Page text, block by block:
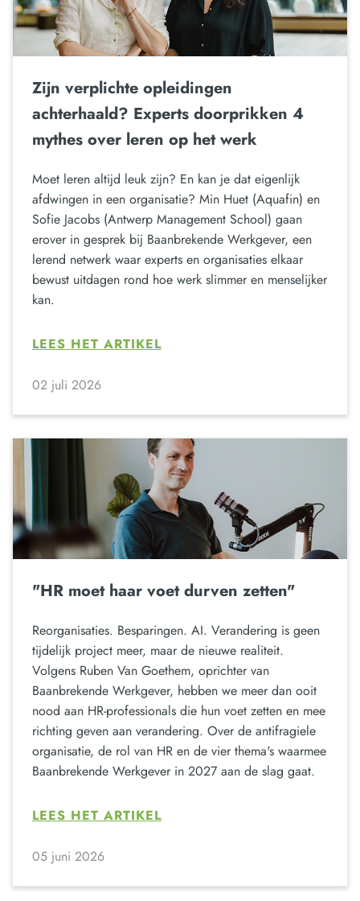
Zijn verplichte opleidingen
achterhaald? Experts doorprikken 4
mythes over leren op het werk
Moet leren altijd leuk zijn? En kan je dat eigenlijk
afdwingen in een organisatie? Min Huet (Aquafin) en
Sofie Jacobs (Antwerp Management School) gaan
erover in gesprek bij Baanbrekende Werkgever, een
lerend netwerk waar experts en organisaties elkaar
bewust uitdagen rond hoe werk slimmer en menselijker
kan.
LEES HET ARTIKEL
02 juli 2026
"HR moet haar voet durven zetten"
Reorganisaties. Besparingen. AI. Verandering is geen
tijdelijk project meer, maar de nieuwe realiteit.
Volgens Ruben Van Goethem, oprichter van
Baanbrekende Werkgever, hebben we meer dan ooit
nood aan HR-professionals die hun voet zetten en mee
richting geven aan verandering. Over de antifragiele
organisatie, de rol van HR en de vier thema's waarmee
Baanbrekende Werkgever in 2027 aan de slag gaat.
LEES HET ARTIKEL
05 juni 2026